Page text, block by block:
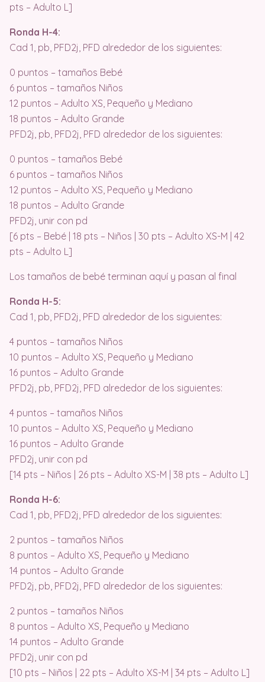
pts – Adulto L]
Ronda H-4:
Cad 1, pb, PFD2j, PFD alrededor de los siguientes:
0 puntos – tamaños Bebé
6 puntos – tamaños Niños
12 puntos – Adulto XS, Pequeño y Mediano
18 puntos – Adulto Grande
PFD2j, pb, PFD2j, PFD alrededor de los siguientes:
0 puntos – tamaños Bebé
6 puntos – tamaños Niños
12 puntos – Adulto XS, Pequeño y Mediano
18 puntos – Adulto Grande
PFD2j, unir con pd
[6 pts – Bebé | 18 pts – Niños | 30 pts – Adulto XS-M | 42
pts – Adulto L]
Los tamaños de bebé terminan aquí y pasan al final
Ronda H-5:
Cad 1, pb, PFD2j, PFD alrededor de los siguientes:
4 puntos – tamaños Niños
10 puntos – Adulto XS, Pequeño y Mediano
16 puntos – Adulto Grande
PFD2j, pb, PFD2j, PFD alrededor de los siguientes:
4 puntos – tamaños Niños
10 puntos – Adulto XS, Pequeño y Mediano
16 puntos – Adulto Grande
PFD2j, unir con pd
[14 pts – Niños | 26 pts – Adulto XS-M | 38 pts – Adulto L]
Ronda H-6:
Cad 1, pb, PFD2j, PFD alrededor de los siguientes:
2 puntos – tamaños Niños
8 puntos – Adulto XS, Pequeño y Mediano
14 puntos – Adulto Grande
PFD2j, pb, PFD2j, PFD alrededor de los siguientes:
2 puntos – tamaños Niños
8 puntos – Adulto XS, Pequeño y Mediano
14 puntos – Adulto Grande
PFD2j, unir con pd
[10 pts – Niños | 22 pts – Adulto XS-M | 34 pts – Adulto L]